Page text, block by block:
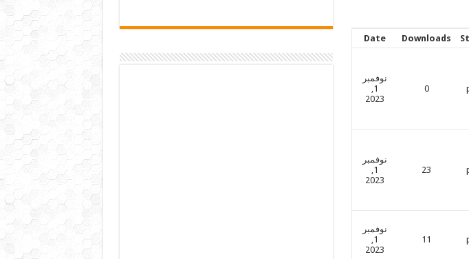
Downloads
Date
0
نوفمبر
1,
2023
23
نوفمبر
1,
2023
11
نوفمبر
1,
2023